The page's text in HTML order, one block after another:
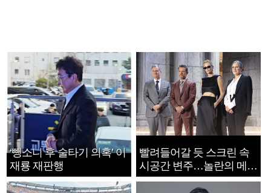
‘뺑소니 후 술타기 의혹’ 이
재룡 재판행
빨려들어갈 듯 스크린 속
시공간 변주…놀란의 메시
지는 ‘전쟁 속죄’